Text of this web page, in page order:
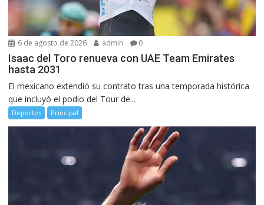
6 de agosto de 2026 admin 0
Isaac del Toro renueva con UAE Team Emirates
hasta 2031
El mexicano extendió su contrato tras una temporada histórica
que incluyó el podio del Tour de...
Deportes Principal